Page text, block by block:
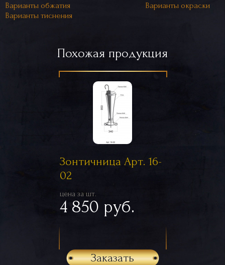
Варианты обжатия
Варианты окраски
Варианты тиснения
Похожая продукция
Зонтичница Арт. 16-
02
цена за шт.
4 850 руб.
Заказать